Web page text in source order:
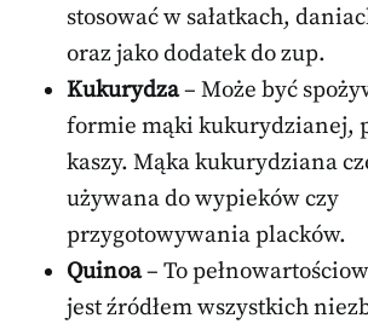
stosować w sałatkach,
oraz jako dodatek do zup.
Kukurydza– Może być
formie mąki kukurydzianej,
kaszy. Mąka kukurydziana
używana do wypieków czy
przygotowywania placków.
Quinoa– To
jest źródłem wszystkich